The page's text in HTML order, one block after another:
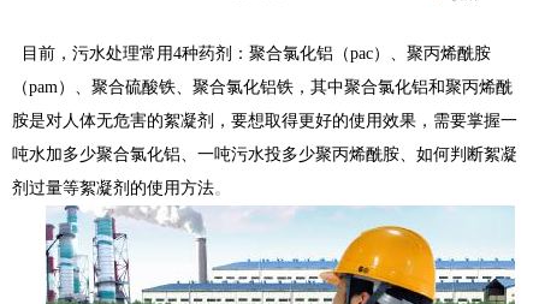
目前，污水处理常用4种药剂：聚合氯化铝（pac）、聚丙烯酰胺
（pam）、聚合硫酸铁、聚合氯化铝铁，其中聚合氯化铝和聚丙烯酰
胺是对人体无危害的絮凝剂，要想取得更好的使用效果，需要掌握一
吨水加多少聚合氯化铝、一吨污水投多少聚丙烯酰胺、如何判断絮凝
剂过量等絮凝剂的使用方法。